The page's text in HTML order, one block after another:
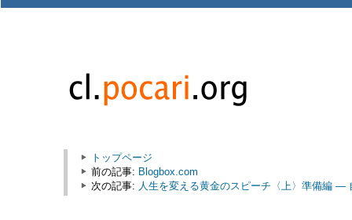
トップページ
前の記事: Blogbox.com
次の記事: 人生を変える黄金のスピーチ〈上〉準備編 ―